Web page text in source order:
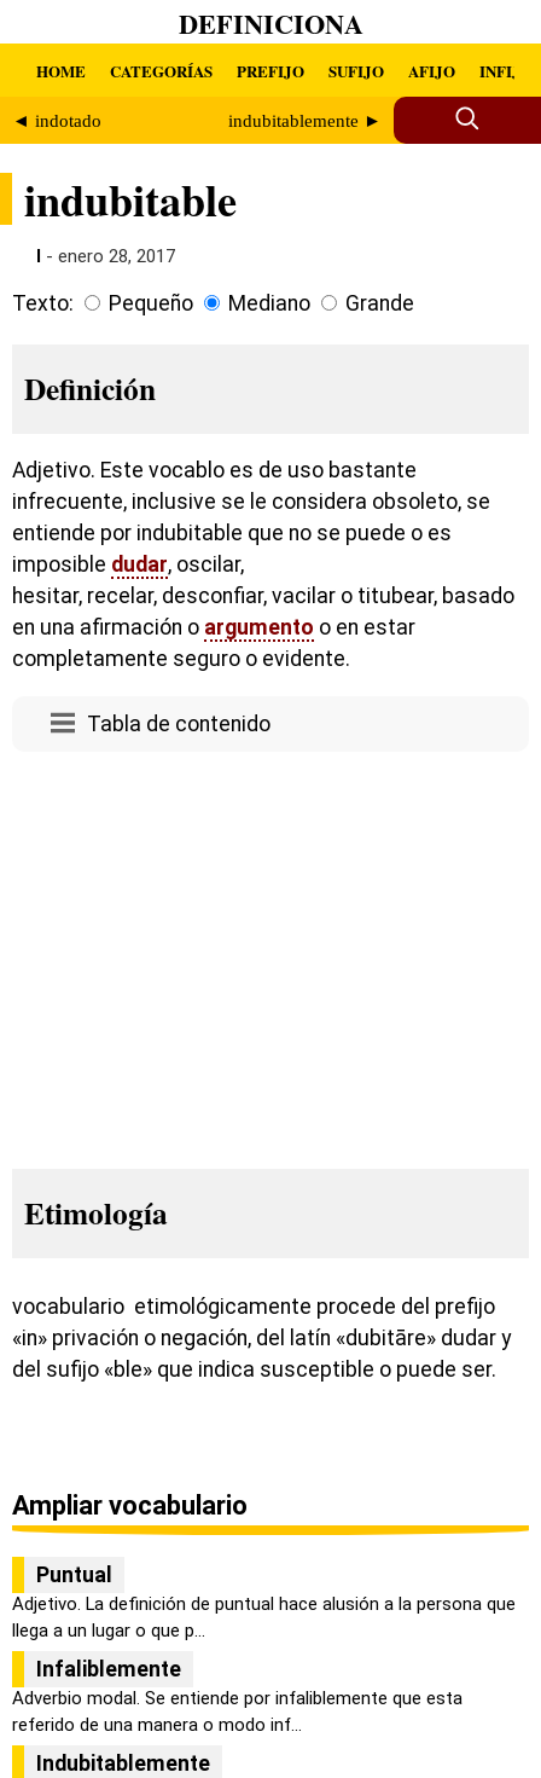
DEFINICIONA
HOME CATEGORÍAS PREFIJO SUFIJO AFIJO INFIJO
◄ indotado indubitablemente ►
indubitable
I - enero 28, 2017
Texto: Pequeño Mediano Grande
Definición
Adjetivo. Este vocablo es de uso bastante
infrecuente, inclusive se le considera obsoleto, se
entiende por indubitable que no se puede o es
imposible dudar, oscilar,
hesitar, recelar, desconfiar, vacilar o titubear, basado
en una afirmación o argumento o en estar
completamente seguro o evidente.
Tabla de contenido
Etimología
vocabulario etimológicamente procede del prefijo
«in» privación o negación, del latín «dubitāre» dudar y
del sufijo «ble» que indica susceptible o puede ser.
Ampliar vocabulario
Puntual
Adjetivo. La definición de puntual hace alusión a la persona que
llega a un lugar o que p...
Infaliblemente
Adverbio modal. Se entiende por infaliblemente que esta
referido de una manera o modo inf...
Indubitablemente